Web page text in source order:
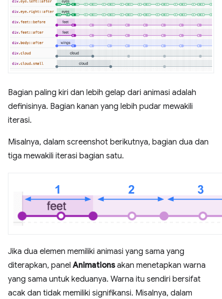
Bagian paling kiri dan lebih gelap dari animasi adalah
definisinya. Bagian kanan yang lebih pudar mewakili
iterasi.
Misalnya, dalam screenshot berikutnya, bagian dua dan
tiga mewakili iterasi bagian satu.
Jika dua elemen memiliki animasi yang sama yang
diterapkan, panelAnimationsakan menetapkan warna
yang sama untuk keduanya. Warna itu sendiri bersifat
acak dan tidak memiliki signifikansi. Misalnya, dalam